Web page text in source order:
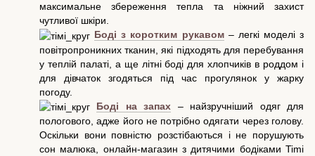
максимальне збереження тепла та ніжний захист
чутливої шкіри.
Боді з коротким рукавом– легкі моделі з
повітропроникних тканин, які підходять для перебування
у теплій палаті, а ще літні боді для хлопчиків в роддом і
для дівчаток згодяться під час прогулянок у жарку
погоду.
Боді на запах
– найзручніший одяг для
пологового, адже його не потрібно одягати через голову.
Оскільки вони повністю розстібаються і не порушують
сон малюка, онлайн-магазин з дитячими бодіками Timi